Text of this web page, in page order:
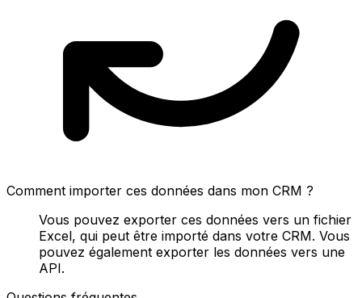
Comment importer ces données dans mon CRM ?
Vous pouvez exporter ces données vers un fichier
Excel, qui peut être importé dans votre CRM. Vous
pouvez également exporter les données vers une
API.